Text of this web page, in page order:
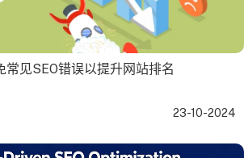
常见SEO错误以提升网站排名
23-10-2024